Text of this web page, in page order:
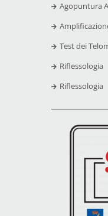
Agopuntura
Test dei
Riflessologia
Riflessologia